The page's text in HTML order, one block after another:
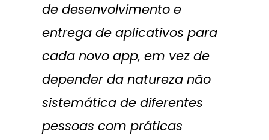
de desenvolvimento e
entrega de aplicativos para
cada novo app, em vez de
depender da natureza não
sistemática de diferentes
pessoas com práticas